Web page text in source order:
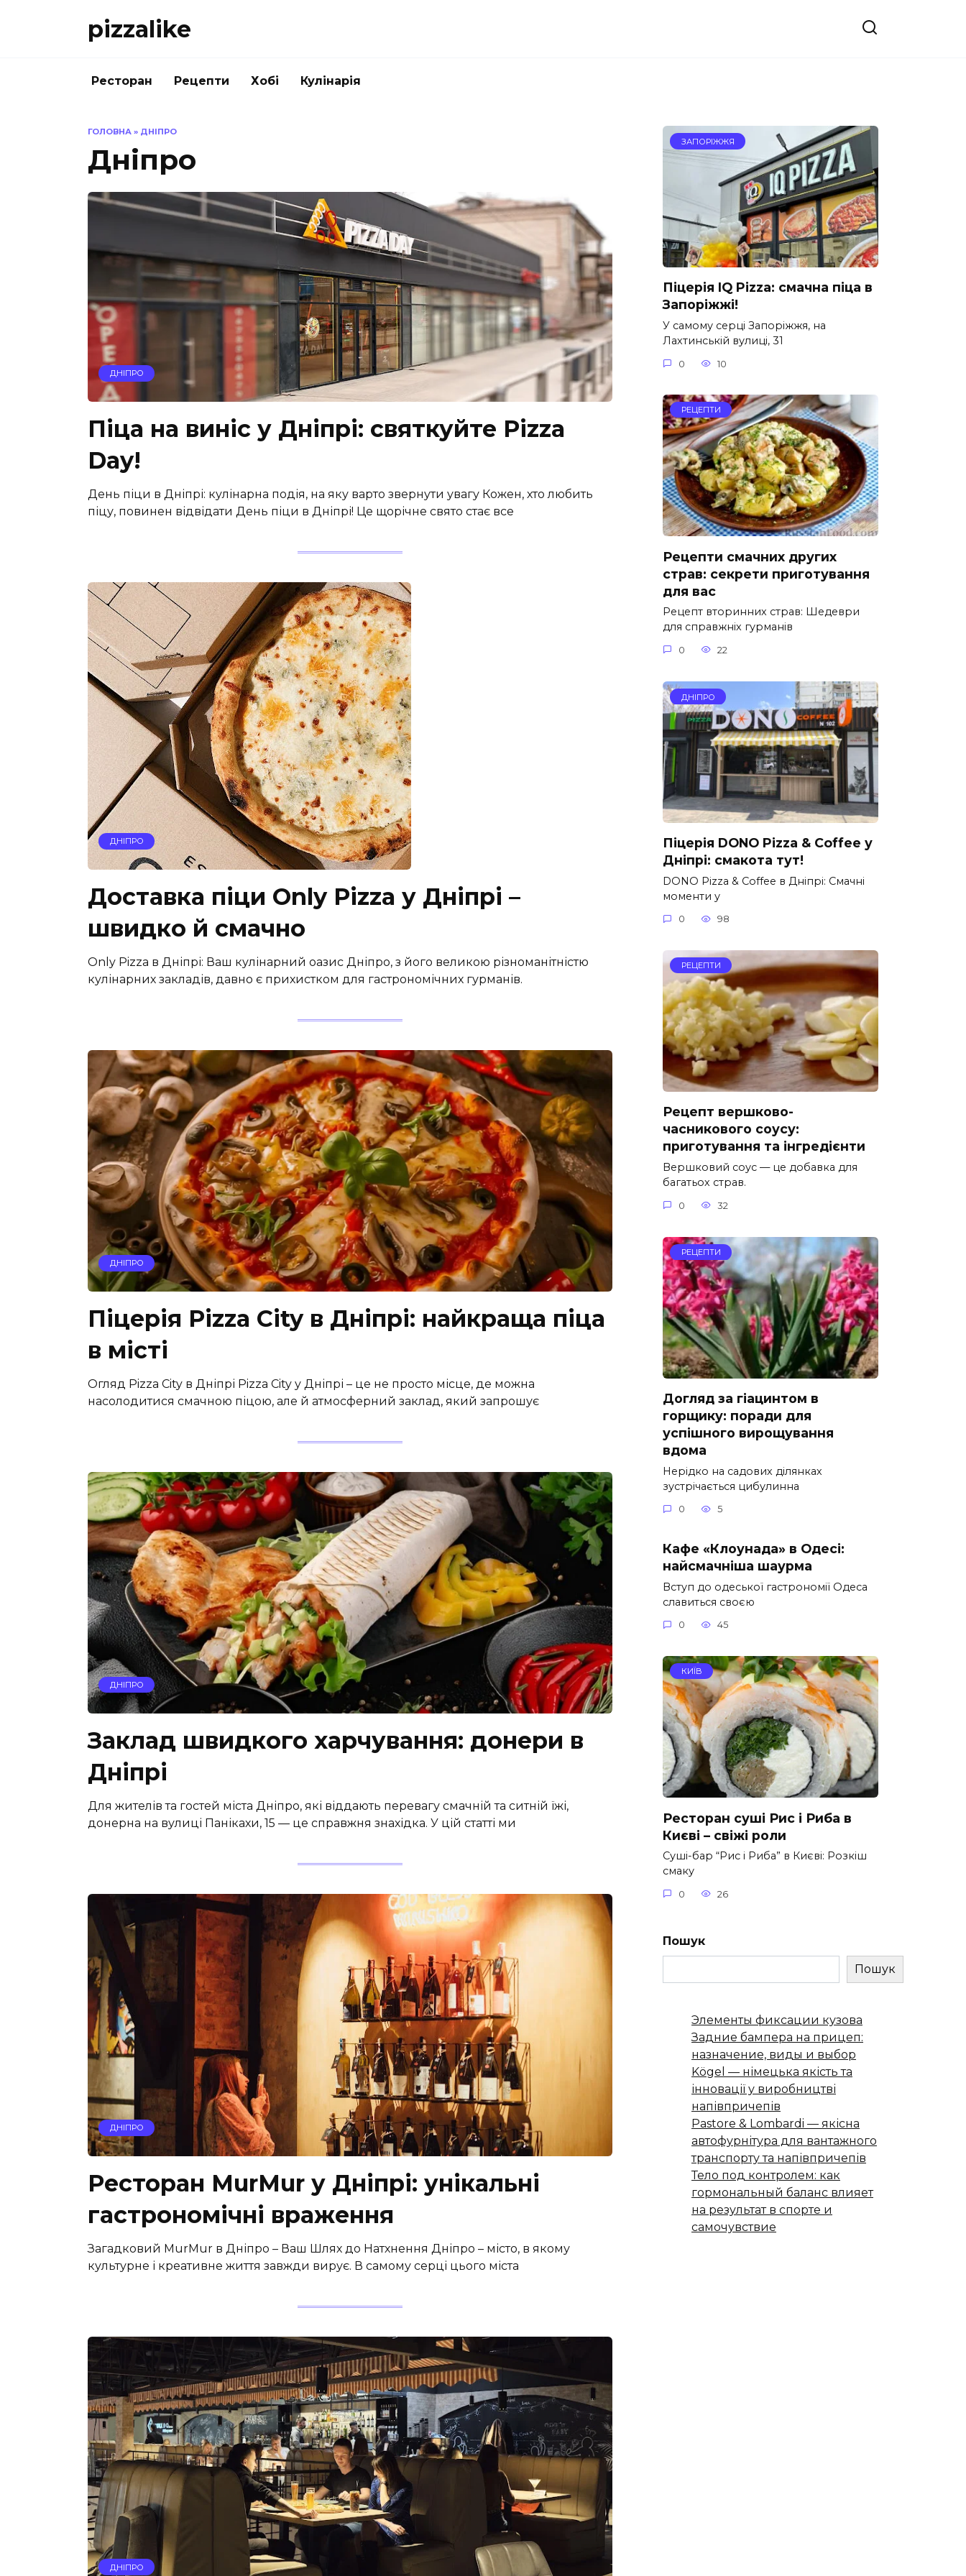
pizzalike
Ресторан Рецепти Хобі Кулінарія
ГОЛОВНА » ДНІПРО
Дніпро
ДНІПРО
Піца на виніс у Дніпрі: святкуйте Pizza
Day!
День піци в Дніпрі: кулінарна подія, на яку варто звернути увагу Кожен, хто любить
піцу, повинен відвідати День піци в Дніпрі! Це щорічне свято стає все
ДНІПРО
Доставка піци Only Pizza у Дніпрі –
швидко й смачно
Only Pizza в Дніпрі: Ваш кулінарний оазис Дніпро, з його великою різноманітністю
кулінарних закладів, давно є прихистком для гастрономічних гурманів.
ДНІПРО
Піцерія Pizza City в Дніпрі: найкраща піца
в місті
Огляд Pizza City в Дніпрі Pizza City у Дніпрі – це не просто місце, де можна
насолодитися смачною піцою, але й атмосферний заклад, який запрошує
ДНІПРО
Заклад швидкого харчування: донеpи в
Дніпрі
Для жителів та гостей міста Дніпро, які віддають перевагу смачній та ситній їжі,
донерна на вулиці Панікахи, 15 — це справжня знахідка. У цій статті ми
ДНІПРО
Ресторан MurMur у Дніпрі: унікальні
гастрономічні враження
Загадковий MurMur в Дніпро – Ваш Шлях до Натхнення Дніпро – місто, в якому
культурне і креативне життя завжди вирує. В самому серці цього міста
ДНІПРО
ЗАПОРІЖЖЯ
Піцерія IQ Pizza: смачна піца в
Запоріжжі!
У самому серці Запоріжжя, на
Лахтинській вулиці, 31
0 10
РЕЦЕПТИ
Рецепти смачних других
страв: секрети приготування
для вас
Рецепт вторинних страв: Шедеври
для справжніх гурманів
0 22
ДНІПРО
Піцерія DONO Pizza & Coffee у
Дніпрі: смакота тут!
DONO Pizza & Coffee в Дніпрі: Смачні
моменти у
0 98
РЕЦЕПТИ
Рецепт вершково-
часникового соусу:
приготування та інгредієнти
Вершковий соус — це добавка для
багатьох страв.
0 32
РЕЦЕПТИ
Догляд за гіацинтом в
горщику: поради для
успішного вирощування
вдома
Нерідко на садових ділянках
зустрічається цибулинна
0 5
Кафе «Клоунада» в Одесі:
найсмачніша шаурма
Вступ до одеської гастрономії Одеса
славиться своєю
0 45
КИЇВ
Ресторан суші Рис і Риба в
Києві – свіжі роли
Суші-бар “Рис і Риба” в Києві: Розкіш
смаку
0 26
Пошук
Пошук
Элементы фиксации кузова
Задние бампера на прицеп:
назначение, виды и выбор
Kögel — німецька якість та
інновації у виробництві
напівпричепів
Pastore & Lombardi — якісна
автофурнітура для вантажного
транспорту та напівпричепів
Тело под контролем: как
гормональный баланс влияет
на результат в спорте и
самочувствие